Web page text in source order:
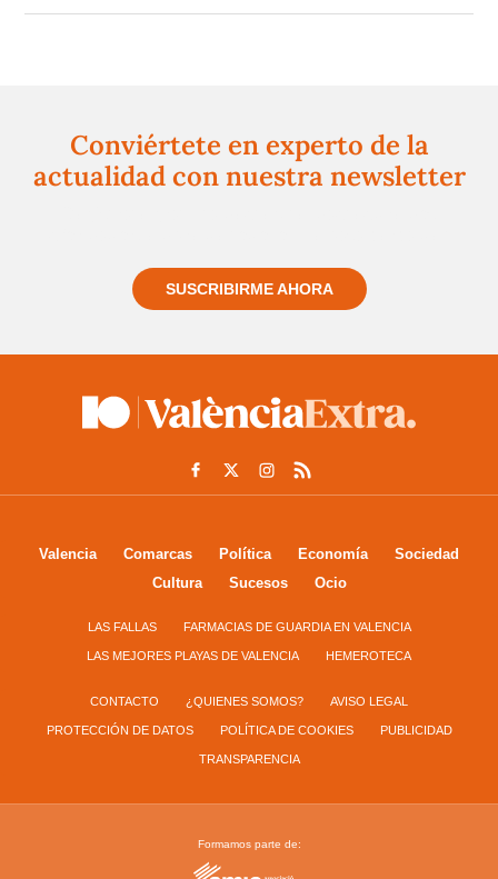
Conviértete en experto de la
actualidad con nuestra newsletter
SUSCRIBIRME AHORA
Valencia Comarcas Política Economía
Sociedad
Cultura
Sucesos Ocio
LAS FALLAS FARMACIAS DE GUARDIA EN VALENCIA
LAS MEJORES PLAYAS DE VALENCIA HEMEROTECA
CONTACTO ¿QUIENES SOMOS? AVISO LEGAL
PROTECCIÓN DE DATOS POLÍTICA DE COOKIES PUBLICIDAD
TRANSPARENCIA
Formamos parte de: